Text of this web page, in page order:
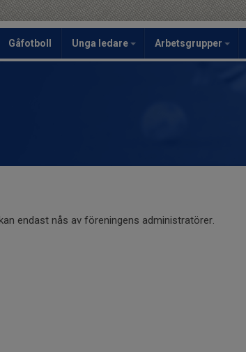
Gåfotboll Unga ledare Arbetsgrupper
endast nås av föreningens administratörer.